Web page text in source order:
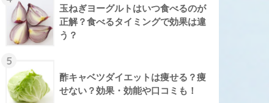
玉ねぎヨーグルトはいつ食べるのが
正解？食べるタイミングで効果は違
う？
5
酢キャベツダイエットは痩せる？痩
せない？効果・効能や口コミも！